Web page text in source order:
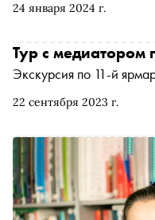
24 января 2024 г.
Пушкина специально
продвижении
сцене, о том, как «мода
мирового сообщества к
популярности
22 сентября 2023 г.
Тур с медиатором
Экскурсия по 11-й